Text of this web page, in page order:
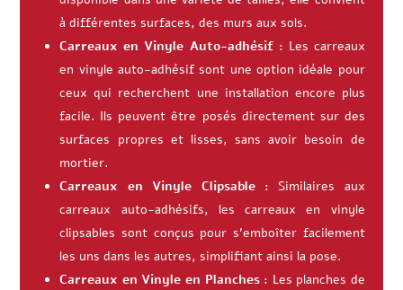
à différentes surfaces, des murs aux sols.
Carreaux en Vinyle Auto-adhésif : Les carreaux
en vinyle auto-adhésif sont une option idéale pour
ceux qui recherchent une installation encore plus
facile. Ils peuvent être posés directement sur des
surfaces propres et lisses, sans avoir besoin de
mortier.
Carreaux en Vinyle Clipsable : Similaires aux
carreaux auto-adhésifs, les carreaux en vinyle
clipsables sont conçus pour s’emboîter facilement
les uns dans les autres, simplifiant ainsi la pose.
Carreaux en Vinyle en Planches : Les planches de